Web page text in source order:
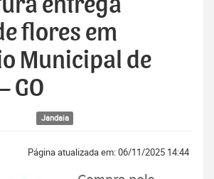
entrega
flores em
Municipal de
GO
Jandaia
Página atualizada em: 06/11/2025 14:44